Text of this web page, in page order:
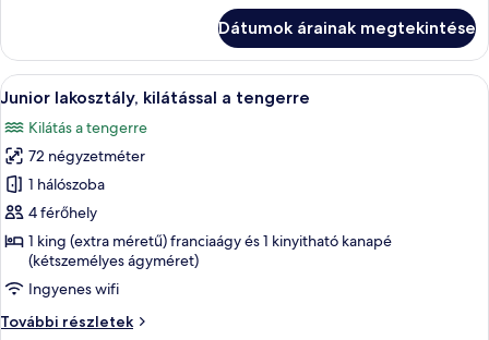
fürdőkád
további
részletei
Dátumok árainak megtekintése
A
következő
szoba
összes
képének
megtekintése:
Junior
lakosztály,
kilátással
a
Egy modern szállodai szoba, nagy
25
Junior lakosztály, kilátással a tengerre
Kilátás a tengerre
72 négyzetméter
1 hálószoba
4 férőhely
1 king (extra méretű) franciaágy és 1 kinyitható kanapé
(kétszemélyes ágyméret)
Ingyenes wifi
További részletek
Junior